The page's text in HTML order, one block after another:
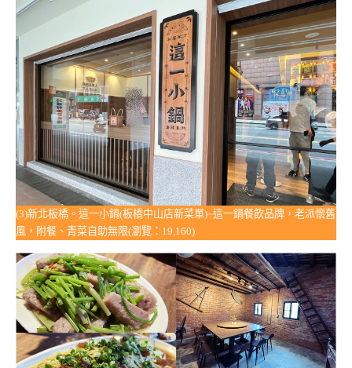
(3)新北板橋。這一小鍋(板橋中山店新菜單)~這一鍋餐飲品牌，老派懷舊
風，附餐、青菜自助無限(瀏覽：19,160)